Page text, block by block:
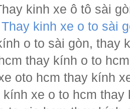
kinh xe ô tô sài
Thay kinh xe o to sài
o to sài gòn, thay
thay kính o to
oto hcm thay kính
kính xe o to hcm